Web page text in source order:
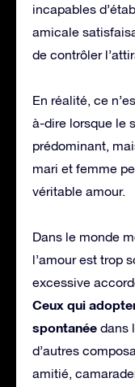
incapables
amicale
de contrôler
En réalité, ce
à-dire lorsque le
prédominant,
mari et femme
véritable amour.
Dans le monde
l’amour est trop
excessive
Ceux qui
spontanée dans
d’autres
amitié,